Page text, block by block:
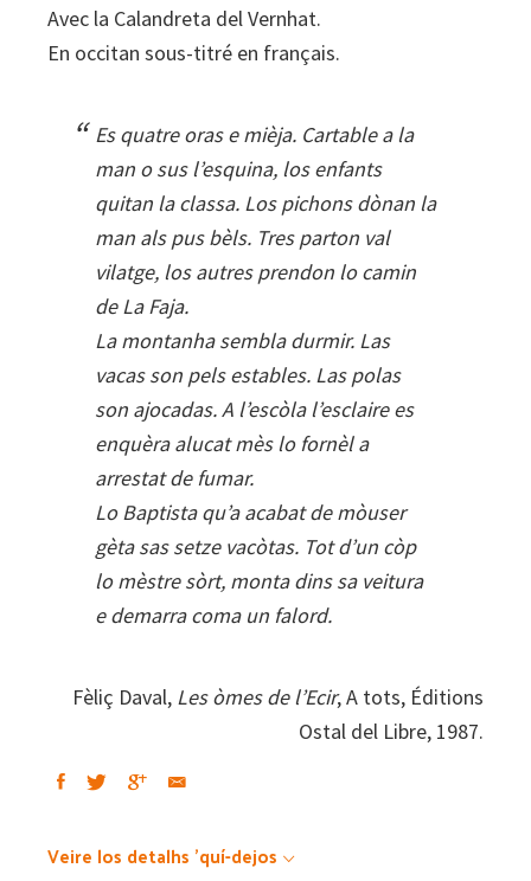
Avec la Calandreta del Vernhat.
En occitan sous-titré en français.
Es quatre oras e mièja. Cartable a la
man o sus l’esquina, los enfants
quitan la classa. Los pichons dònan la
man als pus bèls. Tres parton val
vilatge, los autres prendon lo camin
de La Faja.
La montanha sembla durmir. Las
vacas son pels estables. Las polas
son ajocadas. A l’escòla l’esclaire es
enquèra alucat mès lo fornèl a
arrestat de fumar.
Lo Baptista qu’a acabat de mòuser
gèta sas setze vacòtas. Tot d’un còp
lo mèstre sòrt, monta dins sa veitura
e demarra coma un falord.
Fèliç Daval, Les òmes de l’Ecir, A tots, Éditions
Ostal del Libre, 1987.
Veire los detalhs 'quí-dejos